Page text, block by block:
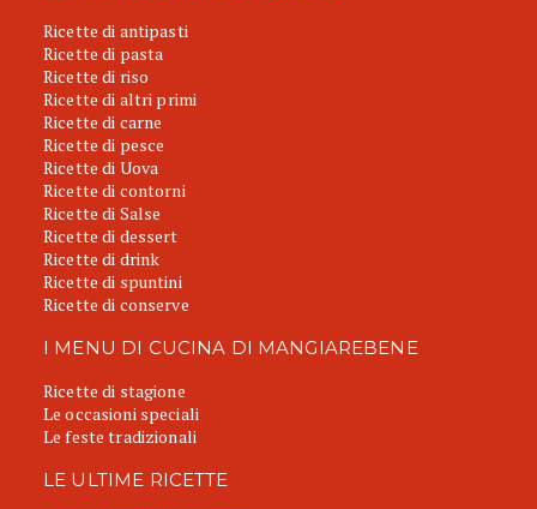
Ricette di antipasti
Ricette di pasta
Ricette di riso
Ricette di altri primi
Ricette di carne
Ricette di pesce
Ricette di Uova
Ricette di contorni
Ricette di Salse
Ricette di dessert
Ricette di drink
Ricette di spuntini
Ricette di conserve
I MENU DI CUCINA DI MANGIAREBENE
Ricette di stagione
Le occasioni speciali
Le feste tradizionali
LE ULTIME RICETTE